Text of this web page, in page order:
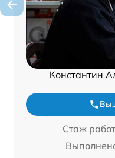
Константин
Стаж